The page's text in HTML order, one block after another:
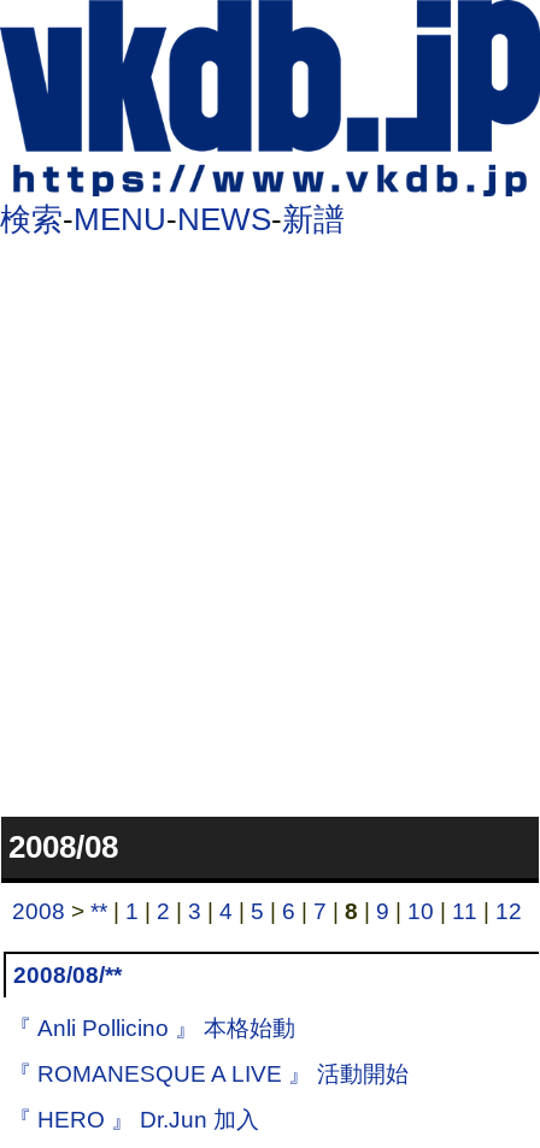
検索-MENU-NEWS-新譜
2008/08
2008 >** 1 2 |3 |4 5 6 7 |8 9 10 11 12
2008/08/**
『 Anli Pollicino 』 本格始動
『 ROMANESQUE A LIVE 』 活動開始
『 HERO 』 Dr.Jun 加入